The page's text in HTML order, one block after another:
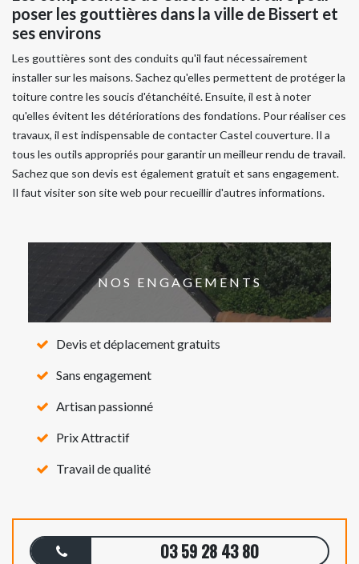
poser les gouttières dans la ville de Bissert et
ses environs
Les gouttières sont des conduits qu'il faut nécessairement
installer sur les maisons. Sachez qu'elles permettent de protéger la
toiture contre les soucis d'étanchéité. Ensuite, il est à noter
qu'elles évitent les détériorations des fondations. Pour réaliser ces
travaux, il est indispensable de contacter Castel couverture. Il a
tous les outils appropriés pour garantir un meilleur rendu de travail.
Sachez que son devis est également gratuit et sans engagement.
Il faut visiter son site web pour recueillir d'autres informations.
NOS ENGAGEMENTS
Devis et déplacement gratuits
Sans engagement
Artisan passionné
Prix Attractif
Travail de qualité
03 59 28 43 80